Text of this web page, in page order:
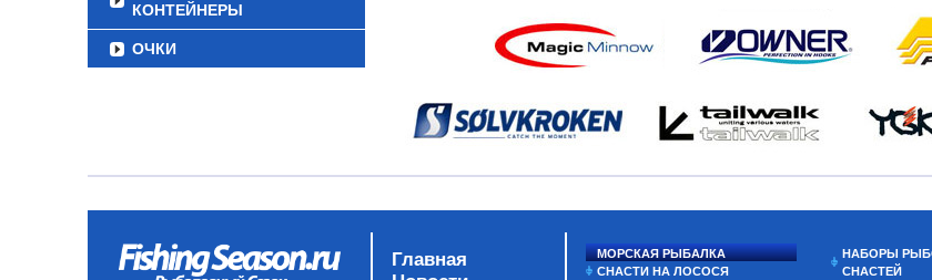
КОНТЕЙНЕРЫ
ОЧКИ
Главная
МОРСКАЯ РЫБАЛКА
СНАСТИ НА ЛОСОСЯ
НАБОРЫ
СНАСТЕЙ